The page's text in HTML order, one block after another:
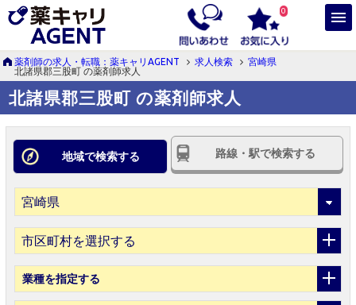
0
薬剤師の求人・転職：薬キャリAGENT 求人検索
宮崎県
北諸県郡三股町 の薬剤師求人
北諸県郡三股町 の薬剤師求人
地域で検索する 路線・駅で検索する
市区町村を選択する
業種を指定する